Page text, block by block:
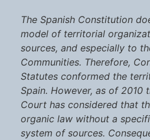
The Spanish Constitution
model of territorial
sources, and especially to
Communities. Therefore,
Statutes conformed the
Spain. However, as of 2010
Court has considered that
organic law without a
system of sources.